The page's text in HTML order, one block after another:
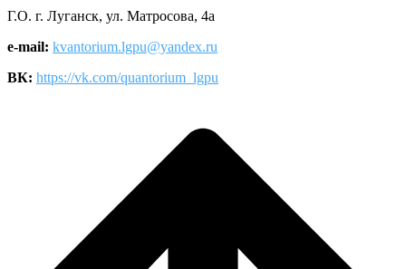
Г.О. г. Луганск, ул. Матросова, 4а
e-mail: kvantorium.lgpu@yandex.ru
ВК: https://vk.com/quantorium_lgpu